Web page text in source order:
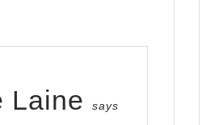
Laine says